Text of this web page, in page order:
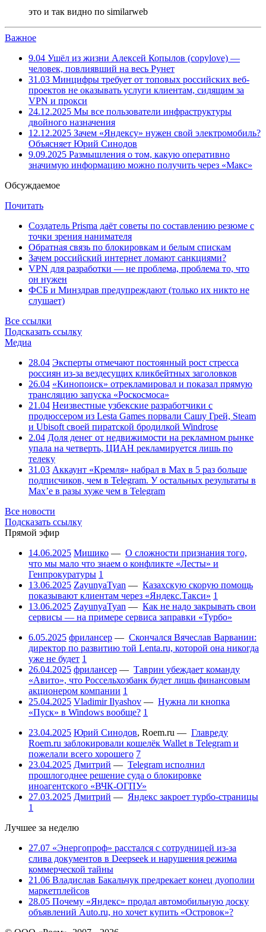
это и так видно по similarweb
Важное
9.04 Ушёл из жизни Алексей Копылов (copylove) —
человек, повлиявший на весь Рунет
31.03 Минцифры требует от топовых российских веб-
проектов не оказывать услуги клиентам, сидящим за
VPN и прокси
24.12.2025 Мы все пользователи инфраструктуры
двойного назначения
12.12.2025 Зачем «Яндексу» нужен свой электромобиль?
Объясняет Юрий Синодов
9.09.2025 Размышления о том, какую оперативно
значимую информацию можно получить через «Макс»
Обсуждаемое
Почитать
Создатель Prisma даёт советы по составлению резюме с
точки зрения нанимателя
Обратная связь по блокировкам и белым спискам
Зачем российский интернет ломают санкциями?
VPN для разработки — не проблема, проблема то, что
он нужен
ФСБ и Минздрав предупреждают (только их никто не
слушает)
Все ссылки
Подсказать ссылку
Медиа
28.04 Эксперты отмечают постоянный рост стресса
россиян из-за вездесущих кликбейтных заголовков
26.04 «Кинопоиск» отрекламировал и показал прямую
трансляцию запуска «Роскосмоса»
21.04 Неизвестные узбекские разработчики с
продюссером из Lesta Games порвали Сашу Грей, Steam
и Ubisoft своей пиратской бродилкой Windrose
2.04 Доля денег от недвижимости на рекламном рынке
упала на четверть, ЦИАН рекламируется лишь по
телеку
31.03 Аккаунт «Кремля» набрал в Max в 5 раз больше
подписчиков, чем в Telegram. У остальных результаты в
Max’е в разы хуже чем в Telegram
Все новости
Подсказать ссылку
Прямой эфир
14.06.2025 Мишико — О сложности признания того,
что мы мало что знаем о конфликте «Лесты» и
Генпрокуратуры 1
13.06.2025 ZayunyaTyan — Казахскую скорую помощь
показывают клиентам через «Яндекс.Такси» 1
13.06.2025 ZayunyaTyan — Как не надо закрывать свои
сервисы — на примере сервиса заправки «Турбо»
6.05.2025 фрилансер — Скончался Вячеслав Варванин:
директор по развитию той Lenta.ru, которой она никогда
уже не будет 1
26.04.2025 фрилансер — Таврин убеждает команду
«Авито», что Россельхозбанк будет лишь финансовым
акционером компании 1
25.04.2025 Vladimir Ilyashov — Нужна ли кнопка
«Пуск» в Windows вообще? 1
23.04.2025 Юрий Синодов, Roem.ru — Главреду
Roem.ru заблокировали кошелёк Wallet в Telegram и
пожелали всего хорошего 7
23.04.2025 Дмитрий — Telegram исполнил
прошлогоднее решение суда о блокировке
иноагентского «ВЧК-ОГПУ»
27.03.2025 Дмитрий — Яндекс закроет турбо-страницы
1
Лучшее за неделю
27.07 «Энергопроф» расстался с сотрудницей из-за
слива документов в Deepseek и нарушения режима
коммерческой тайны
21.06 Владислав Бакальчук предрекает конец дуополии
маркетплейсов
28.05 Почему «Яндекс» продал автомобильную доску
объявлений Auto.ru, но хочет купить «Островок»?